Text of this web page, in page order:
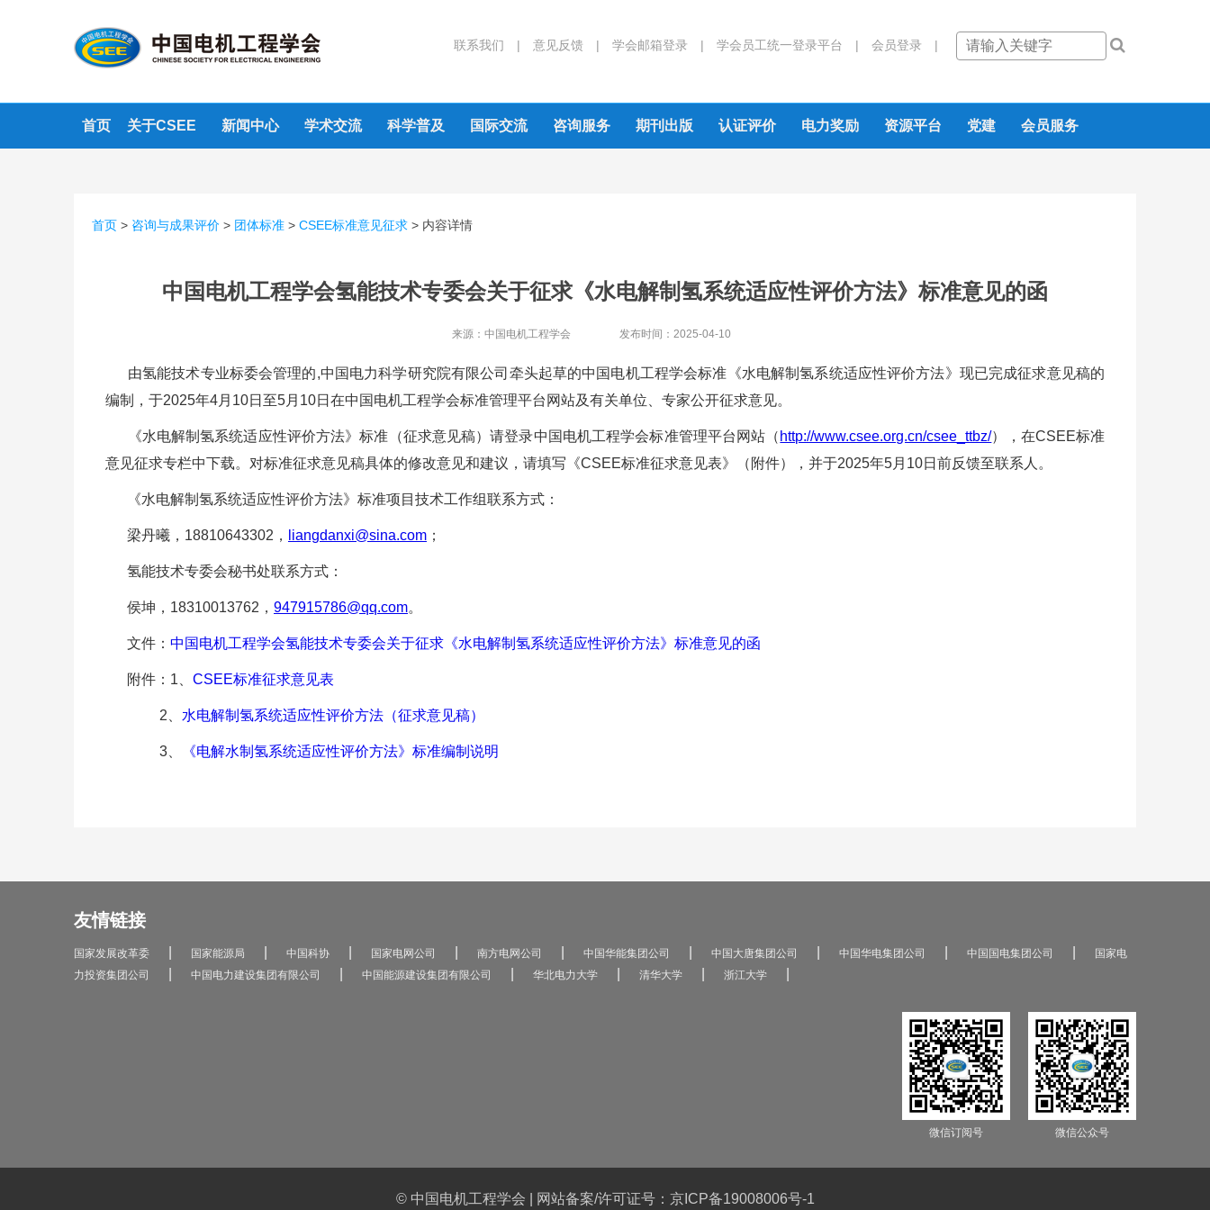
会员登录 |
学会员工统一登录平台 |
学会邮箱登录 |
意见反馈 |
联系我们 |
首页 关于CSEE 新闻中心 学术交流 科学普及 国际交流 咨询服务 期刊出版 认证评价 电力奖励 资源平台 党建 会员服务
首页 > 咨询与成果评价 > 团体标准 > CSEE标准意见征求 > 内容详情
中国电机工程学会氢能技术专委会关于征求《水电解制氢系统适应性评价方法》标准意见的函
来源： 中国电机工程学会 发布时间： 2025-04-10
由氢能技术专业标委会管理的,中国电力科学研究院有限公司牵头起草的中国电机工程学会标准《水电解制氢系统适应性评价方法》现已完成征求意见稿的
编制，于2025年4月10日至5月10日在中国电机工程学会标准管理平台网站及有关单位、专家公开征求意见。
《水电解制氢系统适应性评价方法》标准（征求意见稿）请登录中国电机工程学会标准管理平台网站（ http://www.csee.org.cn/csee_ttbz/），在CSEE标准
意见征求专栏中下载。对标准征求意见稿具体的修改意见和建议，请填写《CSEE标准征求意见表》（附件），并于2025年5月10日前反馈至联系人。
《水电解制氢系统适应性评价方法》标准项目技术工作组联系方式：
梁丹曦，18810643302， liangdanxi@sina.com ；
氢能技术专委会秘书处联系方式：
侯坤，18310013762， 947915786@qq.com。
文件： 中国电机工程学会氢能技术专委会关于征求《水电解制氢系统适应性评价方法》标准意见的函
附件：1、 CSEE标准征求意见表
2、 水电解制氢系统适应性评价方法（征求意见稿）
3、 《电解水制氢系统适应性评价方法》标准编制说明
友情链接
国家发展改革委 国家能源局 中国科协 国家电网公司 南方电网公司 中国华能集团公司 中国大唐集团公司 中国华电集团公司 中国国电集团公司
国家电
力投资集团公司
中国电力建设集团有限公司 中国能源建设集团有限公司 华北电力大学 清华大学 浙江大学
微信公众号
微信订阅号
© 中国电机工程学会 | 网站备案/许可证号：京ICP备19008006号-1